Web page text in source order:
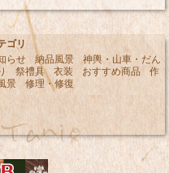
ゴリ
らせ
納品風景
神輿・山車・だん
祭禮具 衣装 おすすめ商品
作
景
修理・修復